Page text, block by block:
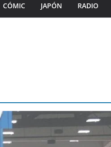
CÓMIC JAPÓN RADIO